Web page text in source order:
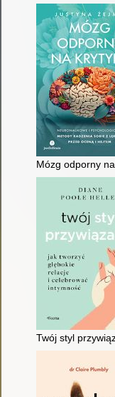
Mózg odporny
Twój styl